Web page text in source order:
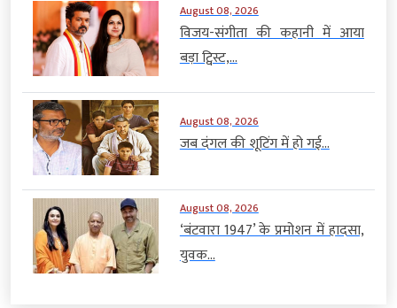
August 08, 2026
विजय-संगीता की कहानी में आया
बड़ा ट्विस्ट,...
August 08, 2026
जब दंगल की शूटिंग में हो गई...
August 08, 2026
‘बंटवारा 1947’ के प्रमोशन में हादसा,
युवक...